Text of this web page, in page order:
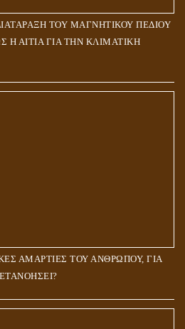
ΤΟΥ ΜΑΓΝΗΤΙΚΟΥ ΠΕΔΙΟΥ
Η ΑΙΤΙΑ ΓΙΑ ΤΗΝ ΚΛΙΜΑΤΙΚΗ
ΑΜΑΡΤΙΕΣ ΤΟΥ ΑΝΘΡΩΠΟΥ, ΓΙΑ